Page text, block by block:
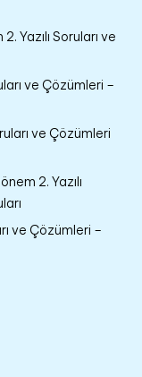
Yazılı Soruları ve
ve Çözümleri –
ve Çözümleri
2. Yazılı
ve Çözümleri –